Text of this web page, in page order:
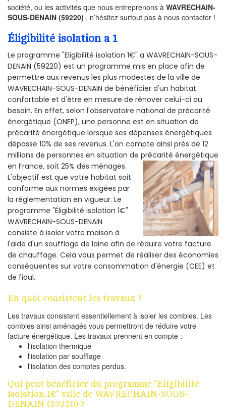
société, ou les activités que nous entreprenons à WAVRECHAIN-
SOUS-DENAIN (59220) , n’hésitez surtout pas à nous contacter !
Éligibilité isolation a 1
Le programme "Eligibilité isolation 1€" a WAVRECHAIN-SOUS-
DENAIN (59220) est un programme mis en place afin de
permettre aux revenus les plus modestes de la ville de
WAVRECHAIN-SOUS-DENAIN de bénéficier d'un habitat
confortable et d'être en mesure de rénover celui-ci au
besoin. En effet, selon l'observatoire national de précarité
énergétique (ONEP), une personne est en situation de
précarité énergétique lorsque ses dépenses énergétiques
dépasse 10% de ses revenus. L'on compte ainsi près de 12
millions de personnes en situation de précarité énergétique
en France, soit 25% des ménages.
L'objectif est que votre habitat soit
conforme aux normes exigées par
la réglementation en vigueur. Le
programme "Éligibilité isolation 1€"
WAVRECHAIN-SOUS-DENAIN
consiste à isoler votre maison à
l'aide d'un soufflage de laine afin de réduire votre facture
de chauffage. Cela vous permet de réaliser des économies
conséquentes sur votre consommation d'énergie (CEE) et
de fioul.
En quoi consistent les travaux ?
Les travaux consistent essentiellement à isoler les combles. Les
combles ainsi aménagés vous permettront de réduire votre
facture énergétique. Les travaux prennent en compte :
l'isolation thermique
l'isolation par soufflage
l'isolation des comptes perdus.
Qui peut bénéficier du programme "Eligibilité
isolation 1€" ville de WAVRECHAIN-SOUS-
DENAIN (59220) ?